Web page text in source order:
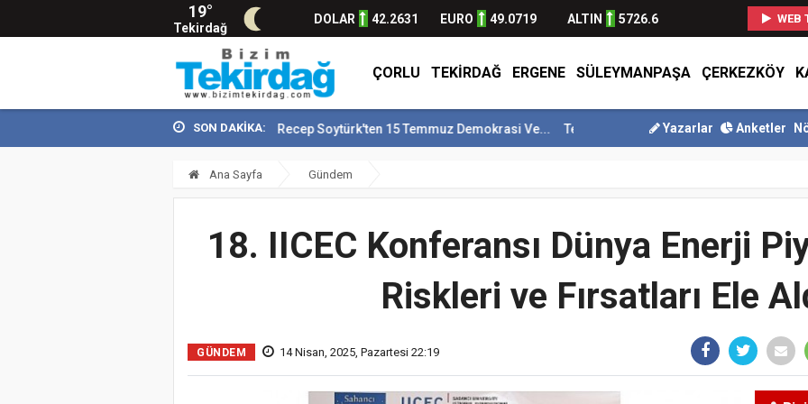
19°
Tekirdağ
DOLAR 42.2631 EURO 49.0719 ALTIN 5726.6 WEB
ÇORLU TEKIRDAĞ ERGENE SÜLEYMANPAŞA ÇERKEZKÖY
SON DAKİKA:
Vali Recep Soytürk'ten 15 Temmuz Demokrasi Ve... Tekirdağ En Çok Göç Alan İller Arasında 9. Sı...
Yazarlar Anketler
Ana Sayfa Gündem
18. IICEC Konferansı Dünya Enerji
Riskleri ve Fırsatları Ele
GÜNDEM 14 Nisan, 2025, Pazartesi 22:19